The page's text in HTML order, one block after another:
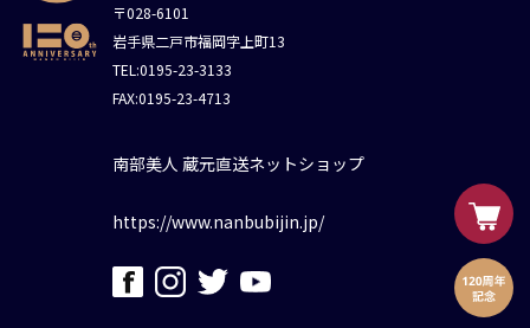
〒028-6101
岩手県二戸市福岡字上町13
TEL:0195-23-3133
FAX:0195-23-4713
南部美人 蔵元直送ネットショップ
https://www.nanbubijin.jp/